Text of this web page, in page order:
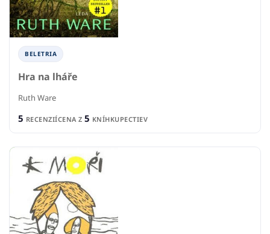
BELETRIA
Hra na lháře
Ruth Ware
5 RECENZIÍCENA Z 5 KNÍHKUPECTIEV